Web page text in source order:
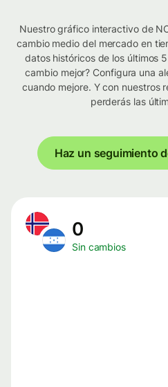
Nuestro gráfico interactivo de
cambio medio del mercado en
datos históricos de los últimos
cambio mejor? Configura una
cuando mejore. Y con nuestros
perderás las
Haz un seguimiento
0
Sin cambios